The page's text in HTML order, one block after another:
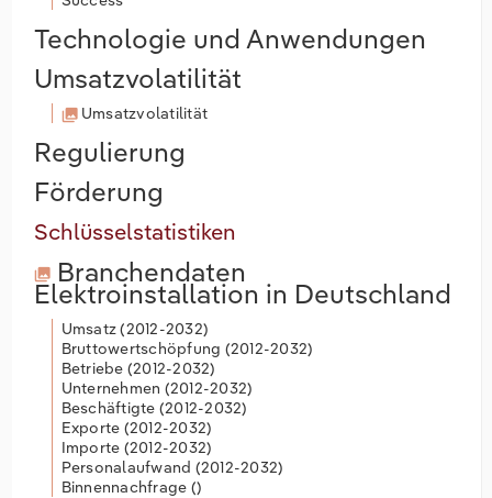
Technologie und Anwendungen
Umsatzvolatilität
Umsatzvolatilität
Regulierung
Förderung
Schlüsselstatistiken
Branchendaten
Elektroinstallation in Deutschland
Umsatz (2012-2032)
Bruttowertschöpfung (2012-2032)
Betriebe (2012-2032)
Unternehmen (2012-2032)
Beschäftigte (2012-2032)
Exporte (2012-2032)
Importe (2012-2032)
Personalaufwand (2012-2032)
Binnennachfrage ()